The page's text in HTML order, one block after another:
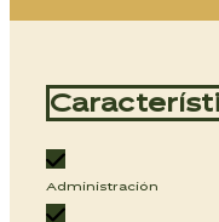
Administración